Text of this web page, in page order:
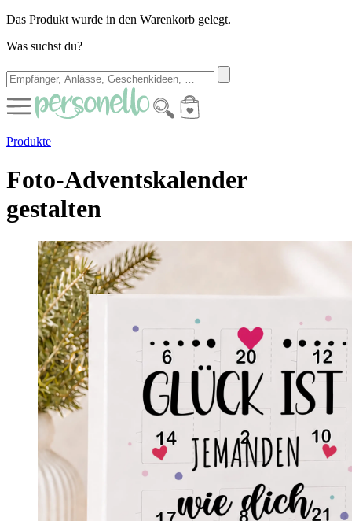
Das Produkt wurde in den Warenkorb gelegt.
Was suchst du?
Produkte
Foto-Adventskalender
gestalten